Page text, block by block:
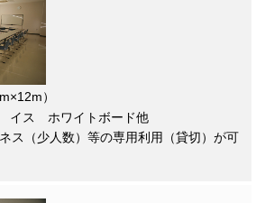
）
イス ホワイトボード他
ス（少人数）等の専用利用（貸切）が可